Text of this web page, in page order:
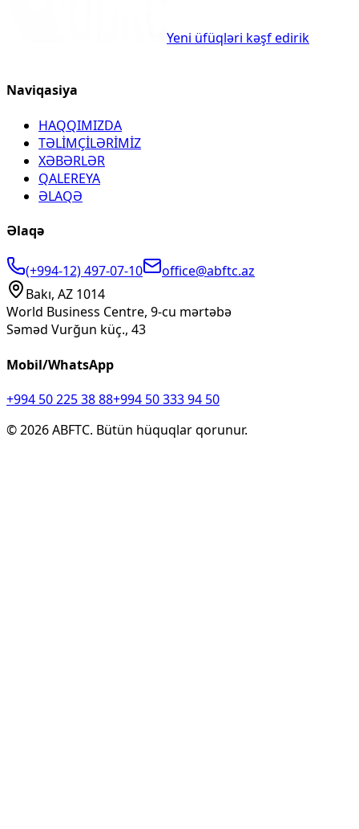
Yeni üfüqləri kəşf edirik
Naviqasiya
HAQQIMIZDA
TƏLİMÇİLƏRİMİZ
XƏBƏRLƏR
QALEREYA
ƏLAQƏ
Əlaqə
(+994-12) 497-07-10
office@abftc.az
Bakı, AZ 1014
World Business Centre, 9-cu mərtəbə
Səməd Vurğun küç., 43
Mobil/WhatsApp
+994 50 225 38 88+994 50 333 94 50
©2026ABFTC. Bütün hüquqlar qorunur.